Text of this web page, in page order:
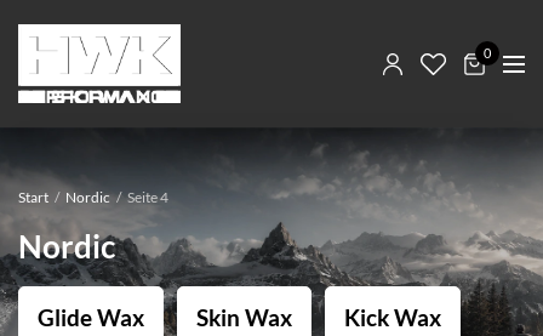
0
Start / Nordic / Seite 4
Nordic
Glide Wax Skin Wax Kick Wax